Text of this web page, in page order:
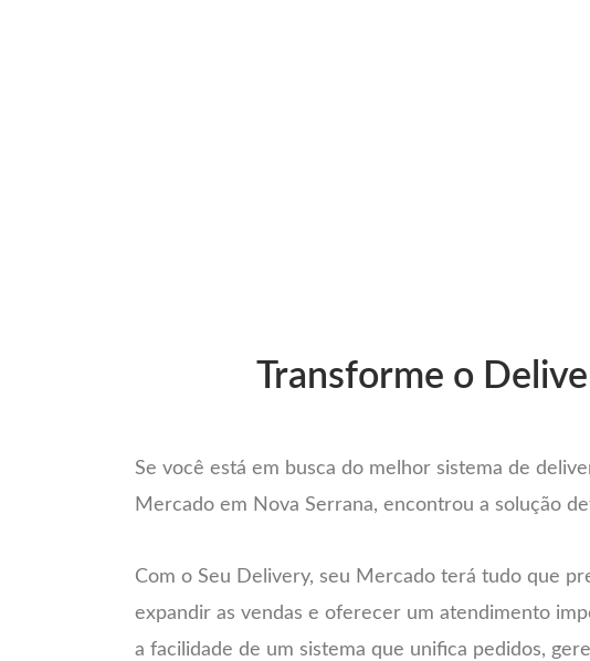
Transforme o
Se você está em busca do melhor sistema de
Mercado em Nova Serrana, encontrou a solução
Com o Seu Delivery, seu Mercado terá tudo que
expandir as vendas e oferecer um atendimento
a facilidade de um sistema que unifica pedidos,